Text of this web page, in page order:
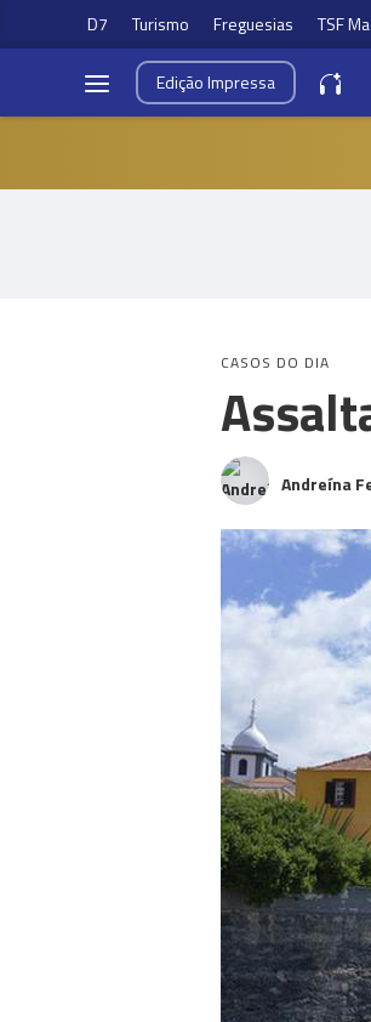
D7 Turismo Freguesias TSF
EdiçãoImpressa
CASOS DO DIA
Andreína